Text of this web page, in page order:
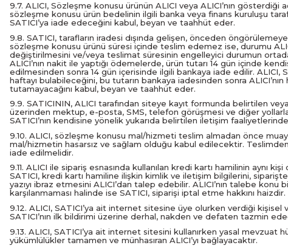
9.7. ALICI, Sözleşme konusu ürünün ALICI veya ALICI’nın
sözleşme konusu ürün bedelinin ilgili banka veya finans kuruluşu
SATICI’ya iade edeceğini kabul, beyan ve taahhüt eder.
9.8. SATICI, tarafların iradesi dışında gelişen, önceden
sözleşme konusu ürünü süresi içinde teslim edemez ise, durumu
değiştirilmesini ve/veya teslimat süresinin engelleyici durumun
ALICI’nın nakit ile yaptığı ödemelerde, ürün tutarı 14 gün içinde
edilmesinden sonra 14 gün içerisinde ilgili bankaya iade edilir. ALICI,
haftayı bulabileceğini, bu tutarın bankaya iadesinden sonra
tutamayacağını kabul, beyan ve taahhüt eder.
9.9. SATICININ, ALICI tarafından siteye kayıt formunda belirtilen
üzerinden mektup, e-posta, SMS, telefon görüşmesi ve diğer
SATICI’nın kendisine yönelik yukarıda belirtilen iletişim
9.10. ALICI, sözleşme konusu mal/hizmeti teslim almadan önce
mal/hizmetin hasarsız ve sağlam olduğu kabul edilecektir.
iade edilmelidir.
9.11. ALICI ile sipariş esnasında kullanılan kredi kartı hamilinin aynı
SATICI, kredi kartı hamiline ilişkin kimlik ve iletişim bilgilerini,
yazıyı ibraz etmesini ALICI’dan talep edebilir. ALICI’nın talebe
karşılanmaması halinde ise SATICI, siparişi iptal etme hakkını haizdir.
9.12. ALICI, SATICI’ya ait internet sitesine üye olurken verdiği kişisel
SATICI’nın ilk bildirimi üzerine derhal, nakden ve defaten tazmin
9.13. ALICI, SATICI’ya ait internet sitesini kullanırken yasal
yükümlülükler tamamen ve münhasıran ALICI’yı bağlayacaktır.